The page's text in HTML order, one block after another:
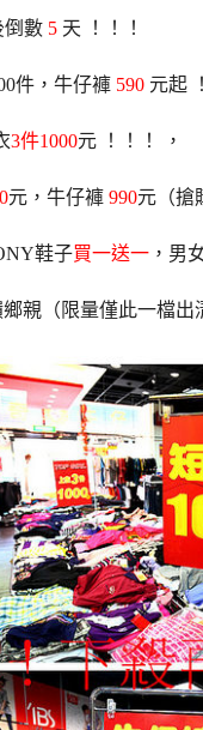
倒數 5天 ！！！
件，牛仔褲 590元起
3件1000元 ！！！ ，
元，牛仔褲990元（搶
鞋子買一送一 ，男
親（限量僅此一檔出